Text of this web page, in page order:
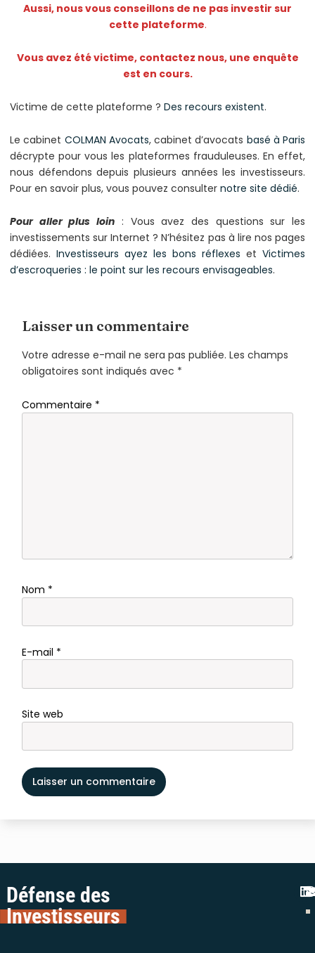
Aussi, nous vous conseillons de ne pas investir sur
cette plateforme.
Vous avez été victime, contactez nous, une enquête
est en cours.
Victime de cette plateforme ? Des recours existent.
Le cabinet COLMAN Avocats, cabinet d’avocats basé à Paris
décrypte pour vous les plateformes frauduleuses. En effet,
nous défendons depuis plusieurs années les investisseurs.
Pour en savoir plus, vous pouvez consulter notre site dédié.
Pour aller plus loin : Vous avez des questions sur les
investissements sur Internet ? N’hésitez pas à lire nos pages
dédiées. Investisseurs ayez les bons réflexes et Victimes
d’escroqueries : le point sur les recours envisageables.
Laisser un commentaire
Votre adresse e-mail ne sera pas publiée. Les champs
obligatoires sont indiqués avec *
Commentaire *
Nom *
E-mail *
Site web
Défense des
Investisseurs